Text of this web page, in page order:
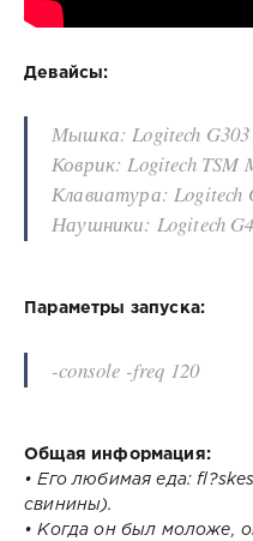
Девайсы:
Мышка: Logitech G303
Коврик: Logitech TSM
Клавиатура: Logitech
Наушники: Logitech
Параметры запуска:
-console -freq 120
Общая информация:
• Его любимая еда:
свинины).
• Когда он был моложе,